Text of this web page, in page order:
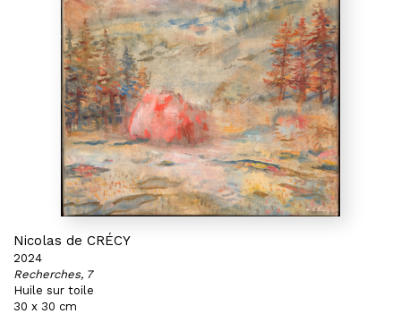
Nicolas de CRÉCY
2024
Recherches, 7
Huile sur toile
30 x 30 cm